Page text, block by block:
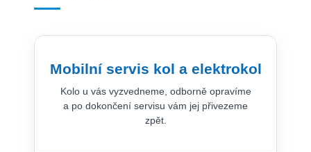
Mobilní servis kol a elektrokol
Kolo u vás vyzvedneme, odborně opravíme
a po dokončení servisu vám jej přivezeme
zpět.